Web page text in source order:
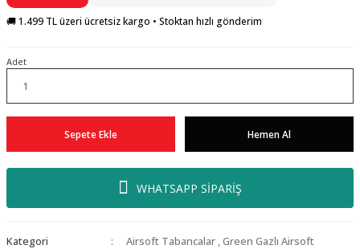
🚚 1.499 TL üzeri ücretsiz kargo • Stoktan hızlı gönderim
Adet
Sepete Ekle Hemen Al
WHATSAPP SİPARİŞ
Kategori Airsoft Tabancalar ,Green Gazlı Airsoft